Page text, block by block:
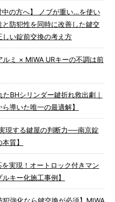
中の方へ】 ノブが重い…を使い
防犯性を同時に改善した鍵交
い錠前交換の考え方
ルミ × MIWA URキーの不調は前
BHシリンダー鍵折れ救出劇｜
導いた唯一の最適解】
現する鍵屋の判断力──南京錠
質】
を実現！オートロック付きマン
キー化施工事例】
犯強化なら鍵交換が必須】MIWA